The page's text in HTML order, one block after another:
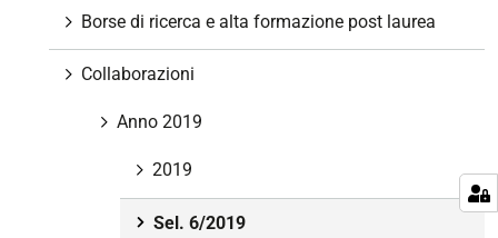
Borse di ricerca e alta formazione post laurea
Collaborazioni
Anno 2019
2019
Sel. 6/2019